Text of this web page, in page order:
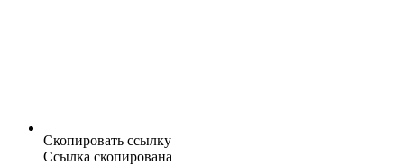
Скопировать ссылку
Ссылка скопирована